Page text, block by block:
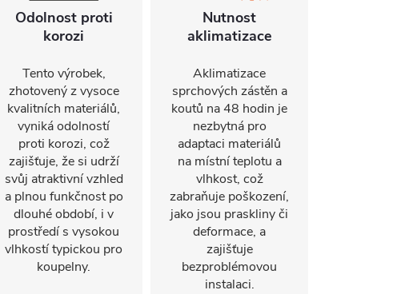
Odolnost proti
korozi
Tento výrobek,
zhotovený z vysoce
kvalitních materiálů,
vyniká odolností
proti korozi, což
zajišťuje, že si udrží
svůj atraktivní vzhled
a plnou funkčnost po
dlouhé období, i v
prostředí s vysokou
vlhkostí typickou pro
koupelny.
Nutnost
aklimatizace
Aklimatizace
sprchových zástěn a
koutů na 48 hodin je
nezbytná pro
adaptaci materiálů
na místní teplotu a
vlhkost, což
zabraňuje poškození,
jako jsou praskliny či
deformace, a
zajišťuje
bezproblémovou
instalaci.